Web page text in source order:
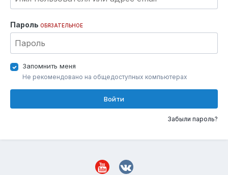
Пароль ОБЯЗАТЕЛЬНОЕ
Запомнить меня
Не рекомендовано на общедоступных компьютерах
Войти
Забыли пароль?